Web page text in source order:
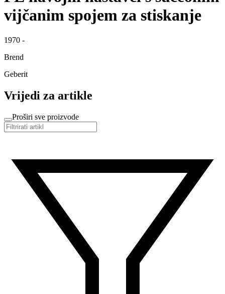
vijčanim spojem za stiskanje
1970 -
Brend
Geberit
Vrijedi za artikle
Proširi sve proizvode